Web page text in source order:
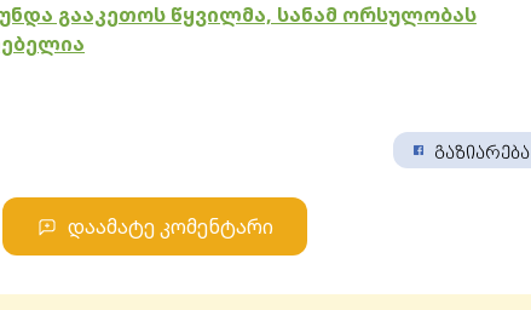
გააკეთოს წყვილმა, სანამ ორსულობას
გაზიარება
დაამატე კომენტარი